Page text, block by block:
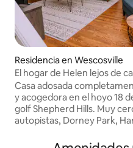
Residencia en Wescosville
El hogar de Helen lejos de
Wescosville
Casa adosada
y acogedora en el hoyo 18
golf Shepherd Hills. Muy cerca de las
autopistas, Dorney Park,
locales, rutas de